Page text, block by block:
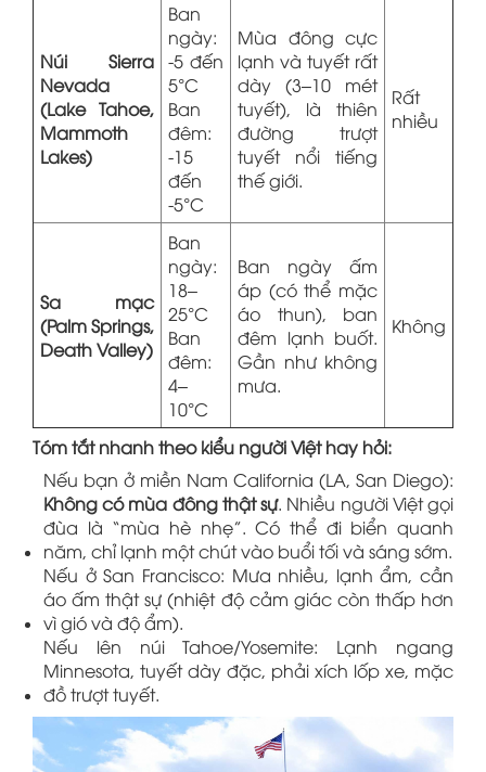
Núi Sierra
Nevada
(Lake Tahoe,
Mammoth
Lakes)
Ban
ngày:
-5 đến
5°C
Ban
đêm:
-15
đến
-5°C
Mùa đông cực
lạnh và tuyết rất
dày (3–10 mét
tuyết), là thiên
đường trượt
tuyết nổi tiếng
thế giới.
Rất
nhiều
Sa mạc
(Palm Springs,
Death Valley)
Ban
ngày:
18–
25°C
Ban
đêm:
4–
10°C
Ban ngày ấm
áp (có thể mặc
áo thun), ban
đêm lạnh buốt.
Gần như không
mưa.
Không
Tóm tắt nhanh theo kiểu người Việt hay hỏi:
Nếu bạn ở miền Nam California (LA, San Diego):
Không có mùa đông thật sự. Nhiều người Việt gọi
đùa là “mùa hè nhẹ”. Có thể đi biển quanh
năm, chỉ lạnh một chút vào buổi tối và sáng sớm.
Nếu ở San Francisco: Mưa nhiều, lạnh ẩm, cần
áo ấm thật sự (nhiệt độ cảm giác còn thấp hơn
vì gió và độ ẩm).
Nếu lên núi Tahoe/Yosemite: Lạnh ngang
Minnesota, tuyết dày đặc, phải xích lốp xe, mặc
đồ trượt tuyết.